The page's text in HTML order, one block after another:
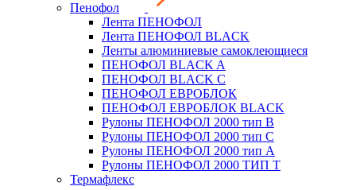
Пенофол
Лента ПЕНОФОЛ
Лента ПЕНОФОЛ BLACK
Ленты алюминиевые самоклеющиеся
ПЕНОФОЛ BLACK A
ПЕНОФОЛ BLACK С
ПЕНОФОЛ ЕВРОБЛОК
ПЕНОФОЛ ЕВРОБЛОК BLACK
Рулоны ПЕНОФОЛ 2000 тип B
Рулоны ПЕНОФОЛ 2000 тип C
Рулоны ПЕНОФОЛ 2000 тип А
Рулоны ПЕНОФОЛ 2000 ТИП Т
Термафлекс